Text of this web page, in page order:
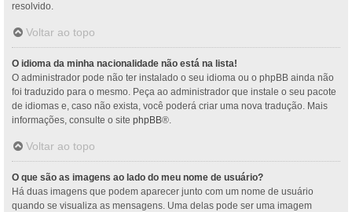
resolvido.
Voltar ao topo
O idioma da minha nacionalidade não está na lista!
O administrador pode não ter instalado o seu idioma ou o phpBB ainda não
foi traduzido para o mesmo. Peça ao administrador que instale o seu pacote
de idiomas e, caso não exista, você poderá criar uma nova tradução. Mais
informações, consulte o site phpBB®.
Voltar ao topo
O que são as imagens ao lado do meu nome de usuário?
Há duas imagens que podem aparecer junto com um nome de usuário
quando se visualiza as mensagens. Uma delas pode ser uma imagem